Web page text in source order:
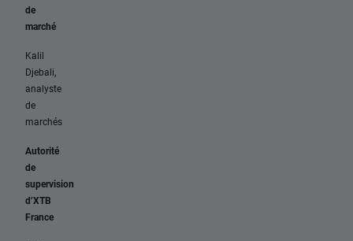
de
marché
Kalil
Djebali,
analyste
de
marchés
Autorité
de
supervision
d’XTB
France